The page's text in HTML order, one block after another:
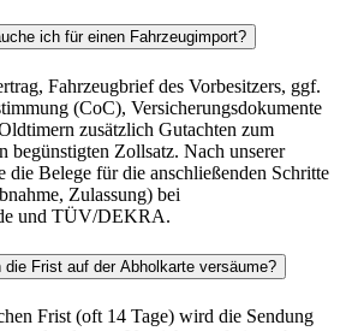
ich für einen Fahrzeugimport?
Fahrzeugbrief des Vorbesitzers, ggf.
(CoC), Versicherungsdokumente
zusätzlich Gutachten zum
begünstigten Zollsatz. Nach unserer
die Belege für die anschließenden Schritte
Zulassung) bei
und TÜV/DEKRA.
Frist auf der Abholkarte versäume?
Frist (oft 14 Tage) wird die Sendung